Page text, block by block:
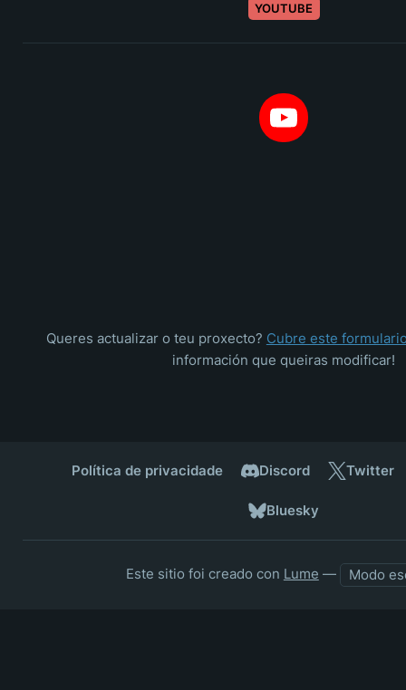
YOUTUBE
Queres actualizar o teu proxecto? Cubre este
información que queiras modificar!
Política de privacidade Discord Twitter
Bluesky
Este sitio foi creado con Lume — Modo